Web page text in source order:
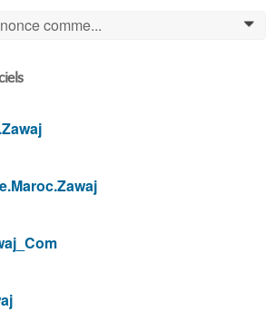
comme... 0